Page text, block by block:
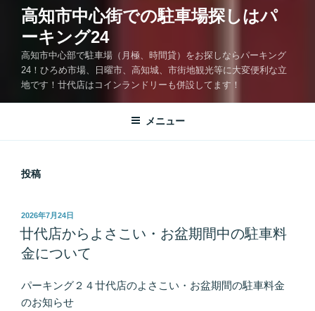
高知市中心街での駐車場探しはパ
ーキング24
高知市中心部で駐車場（月極、時間貸）をお探しならパーキング
24！ひろめ市場、日曜市、高知城、市街地観光等に大変便利な立
地です！廿代店はコインランドリーも併設してます！
メニュー
投稿
投
稿
日:
2026年7月24日
廿代店からよさこい・お盆期間中の駐車料
金について
パーキング２４廿代店のよさこい・お盆期間の駐車料金
のお知らせ